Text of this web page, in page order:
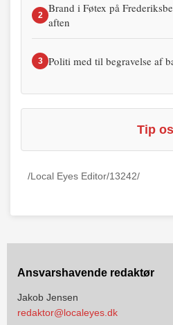
2
Brand i Føtex på
aften
3 Politi med til begravelse af
Tip os
/Local Eyes Editor/13242/
Ansvarshavende redaktør
Jakob Jensen
redaktor@localeyes.dk